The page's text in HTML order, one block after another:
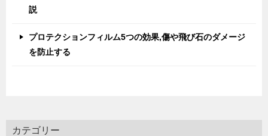
説
プロテクションフィルム5つの効果,傷や飛び石のダメージ
を防止する
カテゴリー